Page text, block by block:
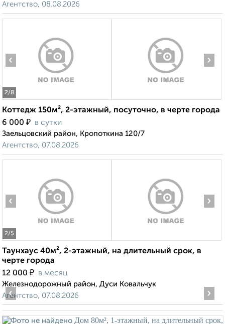
Агентство, 08.08.2026
2/8
‹ ›
Коттедж 150м², 2-этажный, посуточно, в черте города
6 000 ₽ в сутки
Заельцовский район, Кропоткина 120/7
Агентство, 07.08.2026
2/5
‹ ›
Таунхаус 40м², 2-этажный, на длительный срок, в
черте города
12 000 ₽ в месяц
Железнодорожный район, Дуси Ковальчук
Агентство, 07.08.2026
‹ ›